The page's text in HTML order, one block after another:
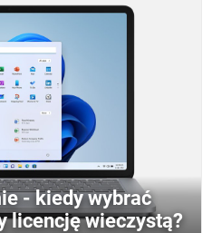
- kiedy wybrać
licencję wieczystą?